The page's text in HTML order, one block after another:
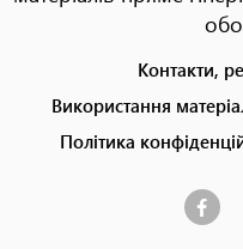
menu
Контакти,
Використання
Політика